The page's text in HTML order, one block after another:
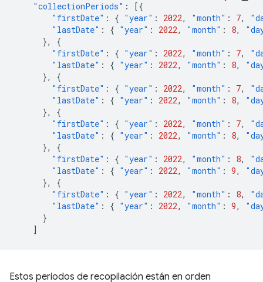
"collectionPeriods" :
[{
"firstDate" : { "year" : 2022, "month" : 7,
"lastDate" : { "year" : 2022, "month" : 8,
},
{
"firstDate" : { "year" : 2022, "month" : 7,
"lastDate" : { "year" : 2022, "month" : 8,
},
{
"firstDate" : { "year" : 2022, "month" : 7,
"lastDate" : { "year" : 2022, "month" : 8,
},
{
"firstDate" : { "year" : 2022, "month" : 7,
"lastDate" : { "year" : 2022, "month" : 8,
},
{
"firstDate" : { "year" : 2022, "month" : 8,
"lastDate" : { "year" : 2022, "month" : 9,
},
{
"firstDate" : { "year" : 2022, "month" : 8,
"lastDate" : { "year" : 2022, "month" : 9,
}
]
Estos períodos de recopilación están en orden